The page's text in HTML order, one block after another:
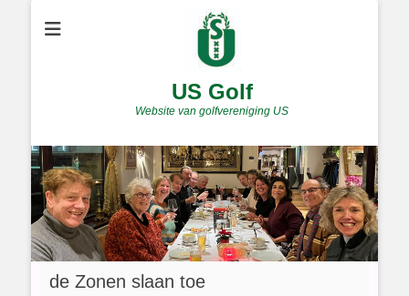
US Golf
Website van golfvereniging US
de Zonen slaan toe